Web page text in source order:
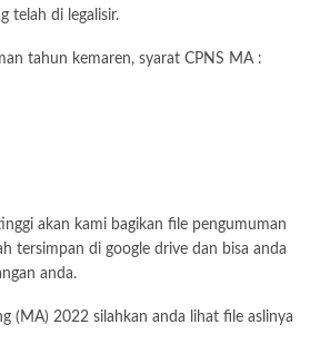
telah di legalisir.
tahun kemaren, syarat CPNS MA :
akan kami bagikan file pengumuman
tersimpan di google drive dan bisa anda
anda.
(MA) 2022 silahkan anda lihat file aslinya